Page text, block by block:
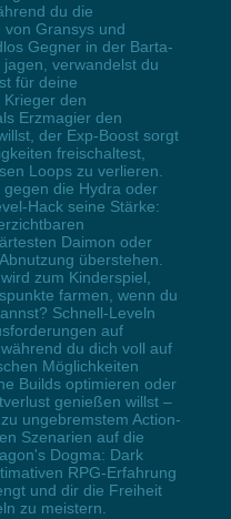
du die
Gransys und
Gegner in der Barta-
verwandelst du
für deine
den
Erzmagier den
der Exp-Boost sorgt
freischaltest,
Loops zu verlieren.
die Hydra oder
Hack seine Stärke:
Daimon oder
überstehen.
zum Kinderspiel,
farmen, wenn du
Schnell-Leveln
auf
du dich voll auf
Möglichkeiten
Builds optimieren oder
genießen willst –
ungebremstem Action-
Szenarien auf die
Dogma: Dark
RPG-Erfahrung
und dir die Freiheit
zu meistern.